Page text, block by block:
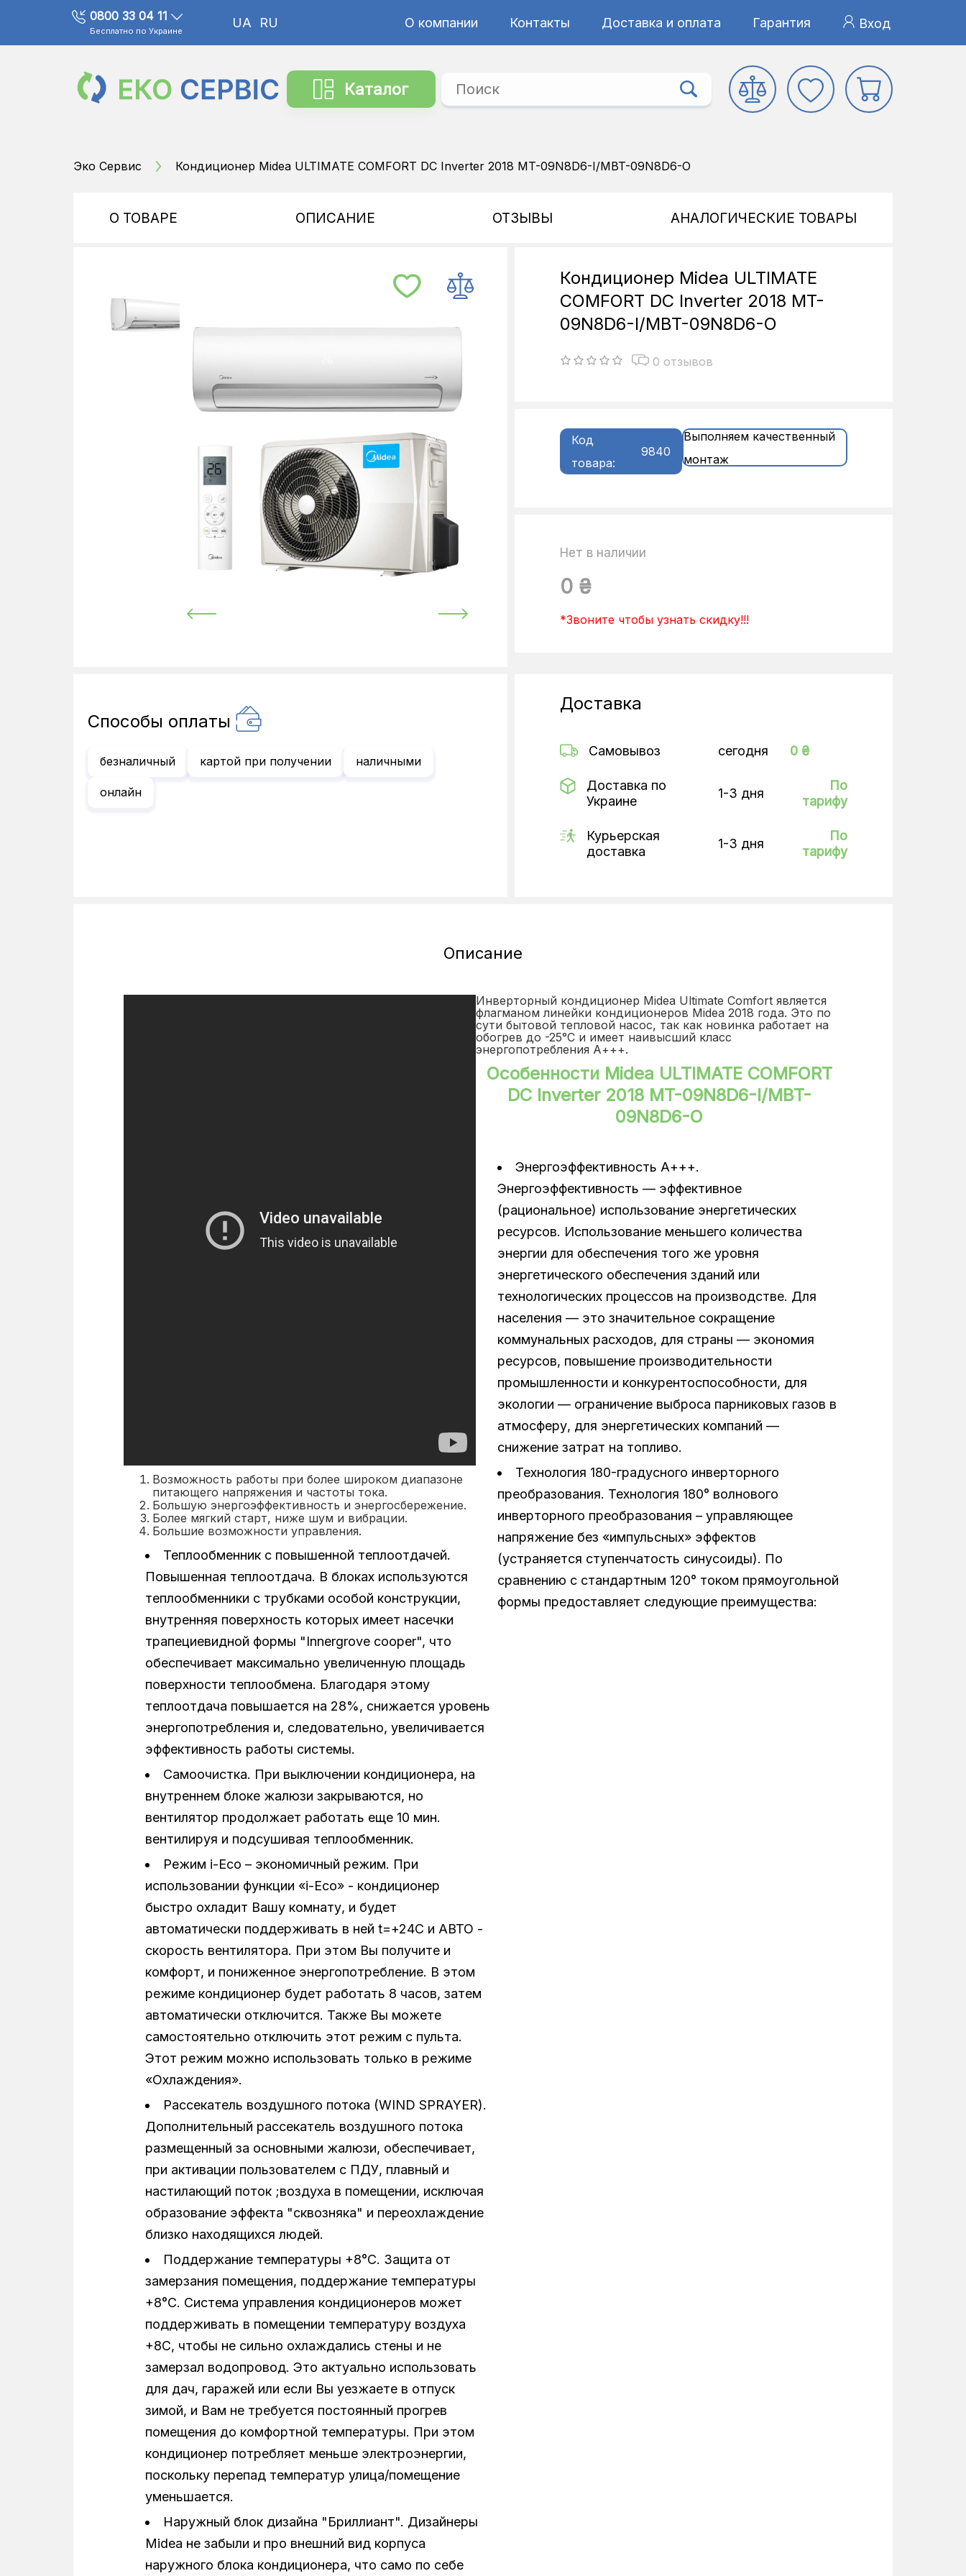
0800 33 04 11
Бесплатно по Украине
UA RU О компании Контакты Доставка и оплата Гарантия Вход
Каталог
Эко Сервис Кондиционер Midea ULTIMATE COMFORT DC Inverter 2018 MT-09N8D6-I/MBT-09N8D6-O
О ТОВАРЕ ОПИСАНИЕ ОТЗЫВЫ АНАЛОГИЧЕСКИЕ ТОВАРЫ
Способы оплаты
безналичный картой при получении наличными
онлайн
Кондиционер Midea ULTIMATE
COMFORT DC Inverter 2018 MT-
09N8D6-I/MBT-09N8D6-O
0 отзывов
Код
товара:
9840
Выполняем качественный
монтаж
Нет в наличии
0 ₴
*Звоните чтобы узнать скидку!!!
Доставка
Самовывоз сегодня 0 ₴
Доставка по
Украине
1-3 дня
По
тарифу
Курьерская
доставка
1-3 дня
По
тарифу
Описание
Инверторный кондиционер Midea Ultimate Comfort является
флагманом линейки кондиционеров Midea 2018 года. Это по
сути бытовой тепловой насос, так как новинка работает на
обогрев до -25°C и имеет наивысший класс
энергопотребления А+++.
Особенности Midea ULTIMATE COMFORT
DC Inverter 2018 MT-09N8D6-I/MBT-
09N8D6-O
Энергоэффективность А+++.
Энергоэффективность — эффективное
(рациональное) использование энергетических
ресурсов. Использование меньшего количества
энергии для обеспечения того же уровня
энергетического обеспечения зданий или
технологических процессов на производстве. Для
населения — это значительное сокращение
коммунальных расходов, для страны — экономия
ресурсов, повышение производительности
промышленности и конкурентоспособности, для
экологии — ограничение выброса парниковых газов в
атмосферу, для энергетических компаний —
снижение затрат на топливо.
Технология 180-градусного инверторного
преобразования. Технология 180° волнового
инверторного преобразования – управляющее
напряжение без «импульсных» эффектов
(устраняется ступенчатость синусоиды). По
сравнению с стандартным 120° током прямоугольной
формы предоставляет следующие преимущества:
Возможность работы при более широком диапазоне
питающего напряжения и частоты тока.
Большую энергоэффективность и энергосбережение.
Более мягкий старт, ниже шум и вибрации.
Большие возможности управления.
Теплообменник с повышенной теплоотдачей.
Повышенная теплоотдача. В блоках используются
теплообменники с трубками особой конструкции,
внутренняя поверхность которых имеет насечки
трапециевидной формы "Innergrove cooper", что
обеспечивает максимально увеличенную площадь
поверхности теплообмена. Благодаря этому
теплоотдача повышается на 28%, снижается уровень
энергопотребления и, следовательно, увеличивается
эффективность работы системы.
Самоочистка. При выключении кондиционера, на
внутреннем блоке жалюзи закрываются, но
вентилятор продолжает работать еще 10 мин.
вентилируя и подсушивая теплообменник.
Режим i-Eco – экономичный режим. При
использовании функции «i-Eco» - кондиционер
быстро охладит Вашу комнату, и будет
автоматически поддерживать в ней t=+24С и АВТО -
скорость вентилятора. При этом Вы получите и
комфорт, и пониженное энергопотребление. В этом
режиме кондиционер будет работать 8 часов, затем
автоматически отключится. Также Вы можете
самостоятельно отключить этот режим с пульта.
Этот режим можно использовать только в режиме
«Охлаждения».
Рассекатель воздушного потока (WIND SPRAYER).
Дополнительный рассекатель воздушного потока
размещенный за основными жалюзи, обеспечивает,
при активации пользователем с ПДУ, плавный и
настилающий поток ;воздуха в помещении, исключая
образование эффекта "сквозняка" и переохлаждение
близко находящихся людей.
Поддержание температуры +8°С. Защита от
замерзания помещения, поддержание температуры
+8°С. Система управления кондиционеров может
поддерживать в помещении температуру воздуха
+8С, чтобы не сильно охлаждались стены и не
замерзал водопровод. Это актуально использовать
для дач, гаражей или если Вы уезжаете в отпуск
зимой, и Вам не требуется постоянный прогрев
помещения до комфортной температуры. При этом
кондиционер потребляет меньше электроэнергии,
поскольку перепад температур улица/помещение
уменьшается.
Наружный блок дизайна "Бриллиант". Дизайнеры
Midea не забыли и про внешний вид корпуса
наружного блока кондиционера, что само по себе